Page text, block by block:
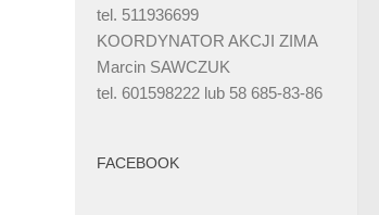
tel. 511936699
KOORDYNATOR AKCJI ZIMA
Marcin SAWCZUK
tel. 601598222 lub 58 685-83-86
FACEBOOK